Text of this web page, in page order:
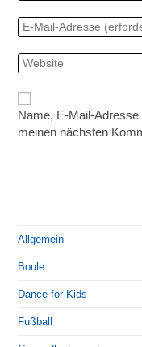
Name, E-Mail-
meinen nächsten
Allgemein
Boule
Dance for Kids
Fußball